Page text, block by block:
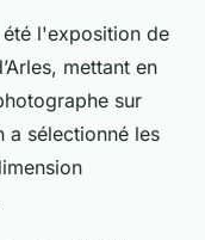
été l'exposition de
mettant en
sur
a sélectionné les